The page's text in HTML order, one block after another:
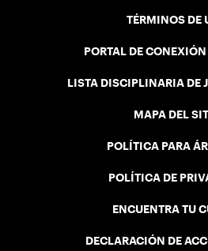
TÉRMINOS DE
PORTAL DE CONEXIÓN
LISTA DISCIPLINARIA DE
MAPA DEL
POLÍTICA PARA
POLÍTICA DE
ENCUENTRA TU
DECLARACIÓN DE